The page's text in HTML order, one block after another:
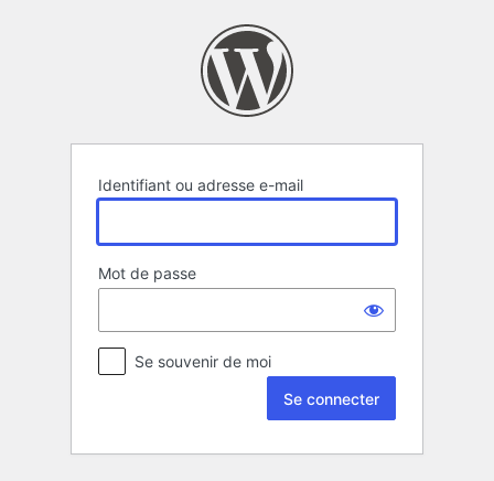
Identifiant ou adresse e-mail
Mot de passe
Se souvenir de moi